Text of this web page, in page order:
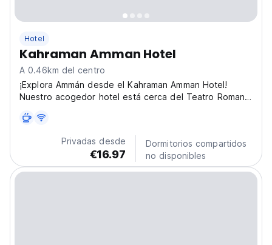
Hotel
Kahraman Amman Hotel
A 0.46km del centro
¡Explora Ammán desde el Kahraman Amman Hotel!
Nuestro acogedor hotel está cerca del Teatro Romano
jordana. (Auto-translated from original language)
Privadas desde
€16.97
Dormitorios compartidos
no disponibles